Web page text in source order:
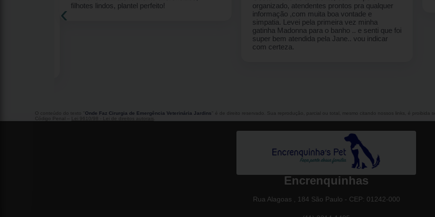
filhotes lindos, plantel perfeito!
organizado, atendentes prontos pra qualquer
informação ,com muita boa vontade e
simpatia. Levei pela primeira vez minha
gatinha Madonna para o banho .. e senti que foi
super bem atendida pela Jane.. vou indicar
com certeza.
‹
O conteúdo do texto " Onde Faz Cirurgia de Emergência Veterinária Jardins " é de direito reservado. Sua reprodução, parcial ou total, mesmo citando nossos links, é
Código Penal –
Lei 9610/98 - Lei de direitos autorais
Encrenquinhas
Rua Alagoas , 184 São Paulo - CEP: 01242-000